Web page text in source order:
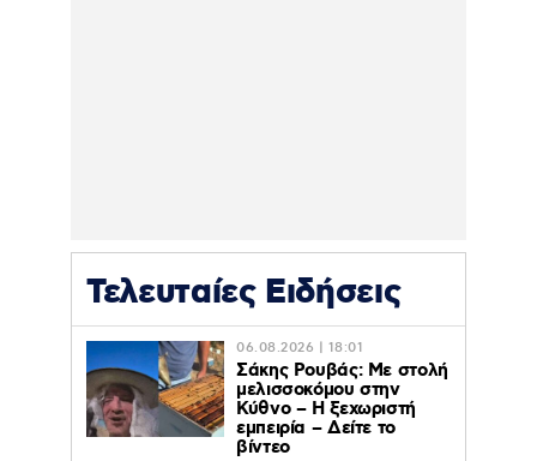
Τελευταίες Ειδήσεις
06.08.2026 | 18:01
Σάκης Ρουβάς: Με στολή
μελισσοκόμου στην
Κύθνο – Η ξεχωριστή
εμπειρία – Δείτε το
βίντεο